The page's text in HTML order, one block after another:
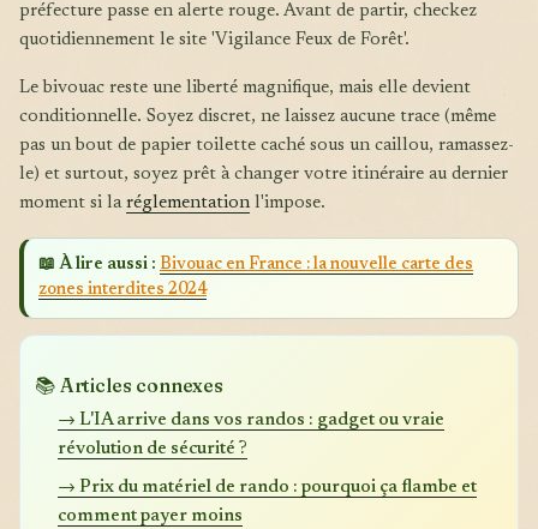
préfecture passe en alerte rouge. Avant de partir, checkez
quotidiennement le site 'Vigilance Feux de Forêt'.
Le bivouac reste une liberté magnifique, mais elle devient
conditionnelle. Soyez discret, ne laissez aucune trace (même
pas un bout de papier toilette caché sous un caillou, ramassez-
le) et surtout, soyez prêt à changer votre itinéraire au dernier
moment si la réglementationl'impose.
📖 À lire aussi : Bivouac en France : la nouvelle carte des
zones interdites 2024
📚 Articles connexes
→ L'IA arrive dans vos randos : gadget ou vraie
révolution de sécurité ?
→ Prix du matériel de rando : pourquoi ça flambe et
comment payer moins